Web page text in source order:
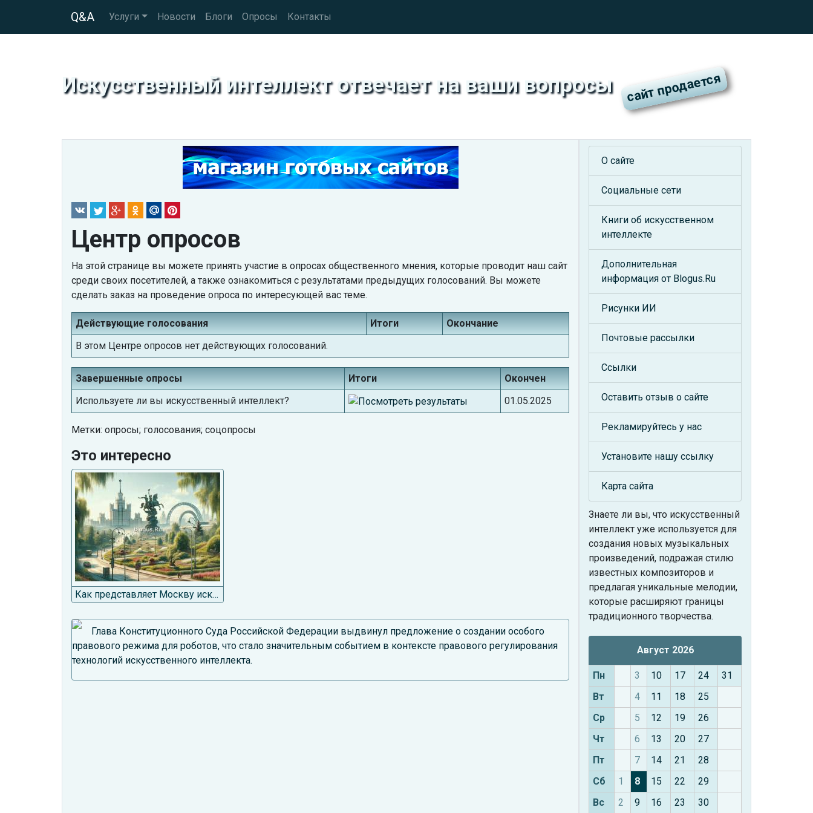
Q&A Услуги Новости Блоги Опросы Контакты
Искусственный интеллект отвечает на ваши вопросы
Центр опросов
На этой странице вы можете принять участие в опросах общественного мнения, которые проводит наш сайт
среди своих посетителей, а также ознакомиться с результатами предыдущих голосований. Вы можете
сделать заказ на проведение опроса по интересующей вас теме.
Действующие голосования Итоги
Окончание
В этом Центре опросов нет действующих голосований.
Завершенные опросы Итоги
Окончен
Используете ли вы искусственный интеллект?
01.05.2025
Метки: опросы; голосования; соцопросы
Это интересно
Как представляет Москву искусственный интеллект
Глава Конституционного Суда Российской Федерации выдвинул предложение о создании особого
правового режима для роботов, что стало значительным событием в контексте правового регулирования
технологий искусственного интеллекта.
О сайте
Социальные сети
Книги об искусственном
интеллекте
Дополнительная
информация от Blogus.Ru
Рисунки ИИ
Почтовые рассылки
Ссылки
Оставить отзыв о сайте
Рекламируйтесь у нас
Установите нашу ссылку
Карта сайта
Знаете ли вы, что искусственный
интеллект уже используется для
создания новых музыкальных
произведений, подражая стилю
известных композиторов и
предлагая уникальные мелодии,
которые расширяют границы
традиционного творчества.
Август 2026
Пн 3 10 17 24
31
Вт
4 11 18
25
Ср
5 12 19
26
Чт
6 13 20
27
Пт
7 14 21
28
Сб
1 8 15 22
29
Вс
2 9 16 23 30